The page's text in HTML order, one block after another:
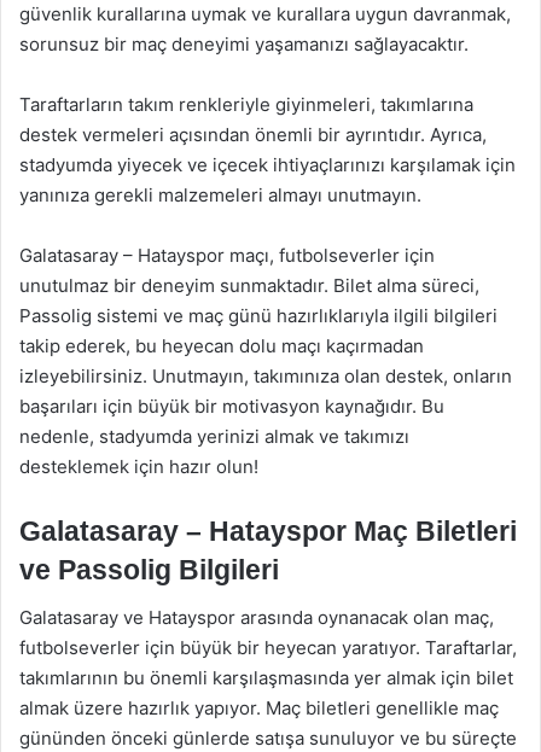
güvenlik kurallarına uymak ve kurallara uygun davranmak,
sorunsuz bir maç deneyimi yaşamanızı sağlayacaktır.
Taraftarların takım renkleriyle giyinmeleri, takımlarına
destek vermeleri açısından önemli bir ayrıntıdır. Ayrıca,
stadyumda yiyecek ve içecek ihtiyaçlarınızı karşılamak için
yanınıza gerekli malzemeleri almayı unutmayın.
Galatasaray – Hatayspor maçı, futbolseverler için
unutulmaz bir deneyim sunmaktadır. Bilet alma süreci,
Passolig sistemi ve maç günü hazırlıklarıyla ilgili bilgileri
takip ederek, bu heyecan dolu maçı kaçırmadan
izleyebilirsiniz. Unutmayın, takımınıza olan destek, onların
başarıları için büyük bir motivasyon kaynağıdır. Bu
nedenle, stadyumda yerinizi almak ve takımızı
desteklemek için hazır olun!
Galatasaray – Hatayspor Maç Biletleri
ve Passolig Bilgileri
Galatasaray ve Hatayspor arasında oynanacak olan maç,
futbolseverler için büyük bir heyecan yaratıyor. Taraftarlar,
takımlarının bu önemli karşılaşmasında yer almak için bilet
almak üzere hazırlık yapıyor. Maç biletleri genellikle maç
gününden önceki günlerde satışa sunuluyor ve bu süreçte